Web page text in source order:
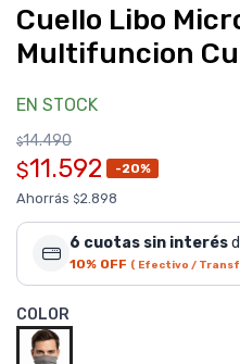
Cuello Libo
Multifuncion
EN STOCK
$14.490
$11.592 -20%
Ahorrás $2.898
6 cuotas sin interés
10% OFF ( Efectivo /
COLOR